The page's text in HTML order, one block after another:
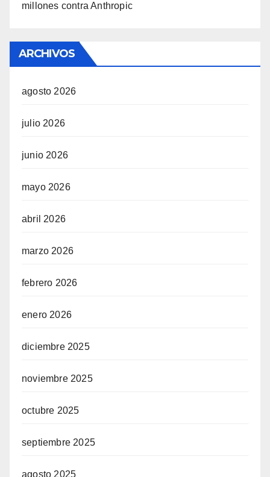
millones contra Anthropic
ARCHIVOS
agosto 2026
julio 2026
junio 2026
mayo 2026
abril 2026
marzo 2026
febrero 2026
enero 2026
diciembre 2025
noviembre 2025
octubre 2025
septiembre 2025
agosto 2025